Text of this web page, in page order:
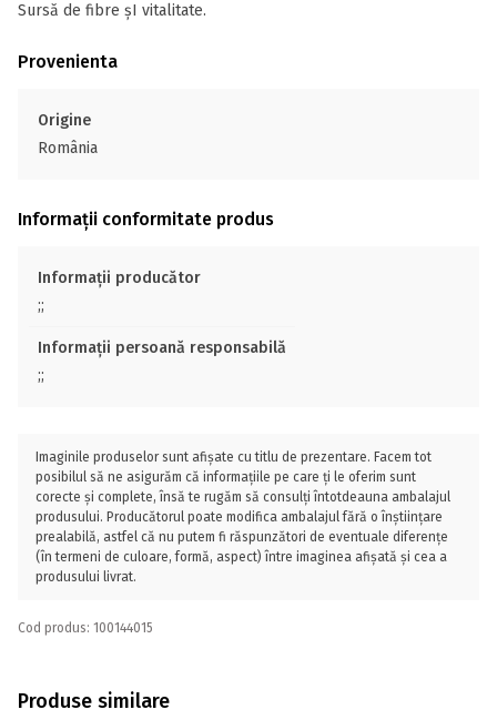
Sursă de fibre șI vitalitate.
Provenienta
Origine
România
Informații conformitate produs
Informații producător
;;
Informații persoană responsabilă
;;
Imaginile produselor sunt afișate cu titlu de prezentare. Facem tot
posibilul să ne asigurăm că informațiile pe care ți le oferim sunt
corecte și complete, însă te rugăm să consulți întotdeauna ambalajul
produsului. Producătorul poate modifica ambalajul fără o înștiințare
prealabilă, astfel că nu putem fi răspunzători de eventuale diferențe
(în termeni de culoare, formă, aspect) între imaginea afișată și cea a
produsului livrat.
Cod produs: 100144015
Produse similare